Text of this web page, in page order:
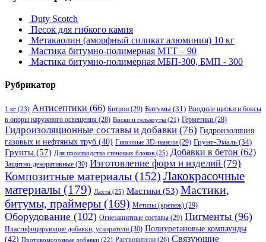
Duty Scotch
Песок для гибкого камня
Метакаолин (аморфный силикат алюминия) 10 кг
Мастика битумно-полимерная МТТ – 90
Мастика битумно-полимерная МБП-300, БМП - 300
Рубрикатор
1 кг (23) Антисептики (66) Битрон (29) Битумы (31) Вводные щитки и боксы
в опоры наружного освещения (28) Воски и гелькоуты (21) Герметики (28)
Гидроизоляционные составы и добавки (76) Гидроизоляция
газовых и нефтяных труб (40) Гипсовые 3D-панели (29) Грунт-Эмаль (34)
Грунты (57) Для производства стеновых блоков (25) Добавки в бетон (62)
Защитно-декоративные (30) Изготовление форм и изделий (79)
Композитные материалы (152) Лакокрасочные
материалы (179) Лахта (25) Мастики (53) Мастики,
битумы, праймеры (169) Метизы (крепеж) (29)
Оборудование (102) Огнезащитные составы (29) Пигменты (96)
Пластифицирующие добавки, ускорители (30) Полиуретановые компаунды
(42) Противоморозные добавки (22) Растворители (26) Связующие